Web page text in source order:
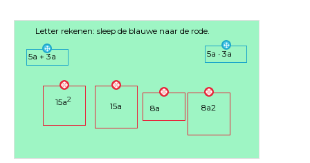
8a
15a2
Letter rekenen: sleep de blauwe naar de rode.
8a2
15a
5a + 3a 5a ∙ 3a